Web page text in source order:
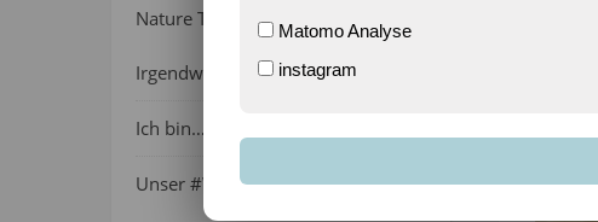
Nature Thursday 21/2026 –
Irgendwie wie April, oder?
Ich bin…
Unser #WIB am 01./02.08.2026 –
Matomo Analyse
instagram